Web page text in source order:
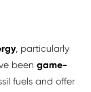
, particularly
been game-
fuels and offer